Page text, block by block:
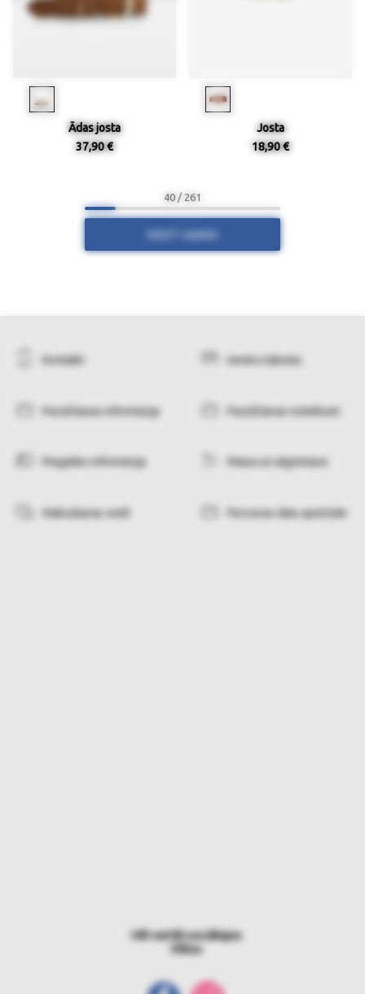
Ādas josta
37,90 €
Josta
18,90 €
40 / 261
Kontakti Izmēru tabulas
Pasūtīšanas informācija Pasūtīšanas noteikumi
Piegādes informācija Maiņa un atgriešana
Maksāšanas veidi Personas datu apstrāde
Vēl vairāk sociālajos
tīklos